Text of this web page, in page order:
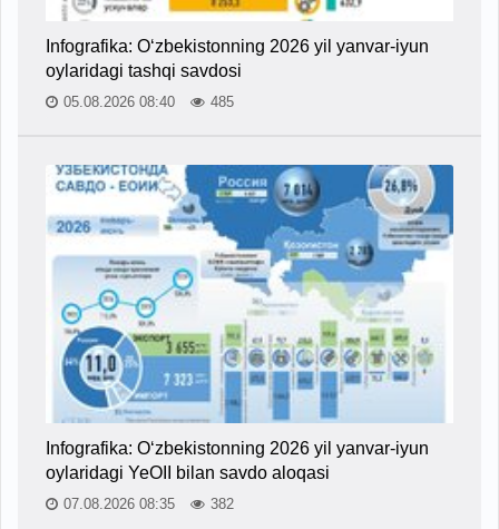
Infografika: O‘zbekistonning 2026 yil yanvar-iyun
oylaridagi tashqi savdosi
05.08.2026 08:40 485
Infografika: O‘zbekistonning 2026 yil yanvar-iyun
oylaridagi YeOII bilan savdo aloqasi
07.08.2026 08:35 382